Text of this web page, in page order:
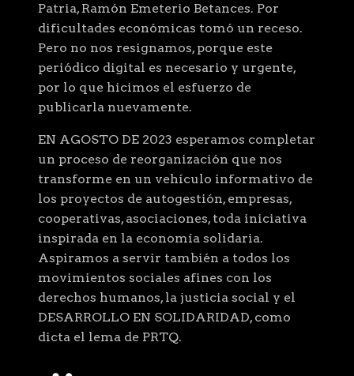
Patria, Ramón Emeterio Betances. Por
dificultades económicas tomó un receso.
Pero no nos resignamos, porque este
periódico digital es necesario y urgente,
por lo que hicimos el esfuerzo de
publicarla nuevamente.
EN AGOSTO DE 2023 esperamos completar
un proceso de reorganización que nos
transforme en un vehículo informativo de
los proyectos de autogestión, empresas,
cooperativas, asociaciones, toda iniciativa
inspirada en la economía solidaria.
Aspiramos a servir también a todos los
movimientos sociales afines con los
derechos humanos, la justicia social y el
DESARROLLO EN SOLIDARIDAD, como
dicta el lema de PRTQ.